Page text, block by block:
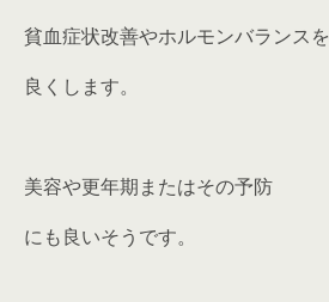
貧血症状改善やホルモンバランスを
良くします。
美容や更年期またはその予防
にも良いそうです。